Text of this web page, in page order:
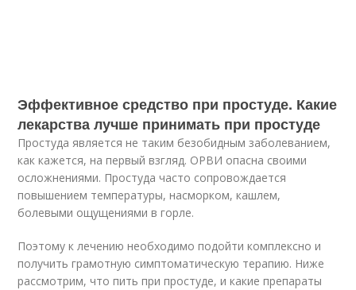
Эффективное средство при простуде. Какие
лекарства лучше принимать при простуде
Простуда является не таким безобидным заболеванием,
как кажется, на первый взгляд. ОРВИ опасна своими
осложнениями. Простуда часто сопровождается
повышением температуры, насморком, кашлем,
болевыми ощущениями в горле.
Поэтому к лечению необходимо подойти комплексно и
получить грамотную симптоматическую терапию. Ниже
рассмотрим, что пить при простуде, и какие препараты